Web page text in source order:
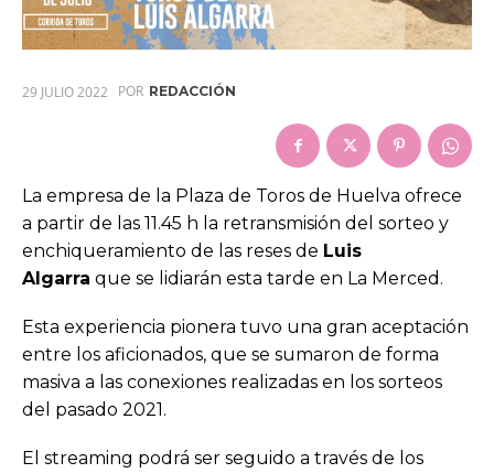
29 JULIO 2022 POR REDACCIÓN
La empresa de la Plaza de Toros de Huelva ofrece
a partir de las 11.45 h la retransmisión del sorteo y
enchiqueramiento de las reses de Luis
Algarra que se lidiarán esta tarde en La Merced.
Esta experiencia pionera tuvo una gran aceptación
entre los aficionados, que se sumaron de forma
masiva a las conexiones realizadas en los sorteos
del pasado 2021.
El streaming podrá ser seguido a través de los